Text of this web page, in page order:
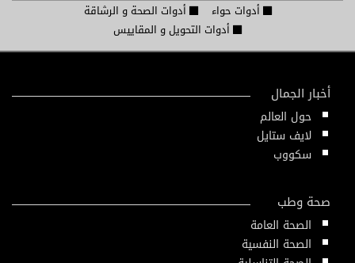
أدوات حواء
أدوات الصحة و الرشاقة
أدوات التحويل و المقاييس
أخبار الجمال
حول العالم
لايف ستايل
سكووب
صحة وطب
الصحة العامة
الصحة النفسية